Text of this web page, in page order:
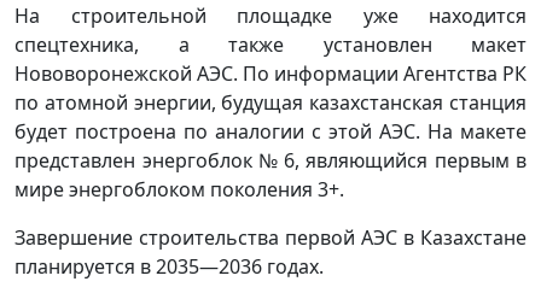
На строительной площадке уже находится
спецтехника, а также установлен макет
Нововоронежской АЭС. По информации Агентства РК
по атомной энергии, будущая казахстанская станция
будет построена по аналогии с этой АЭС. На макете
представлен энергоблок № 6, являющийся первым в
мире энергоблоком поколения 3+.
Завершение строительства первой АЭС в Казахстане
планируется в 2035—2036 годах.